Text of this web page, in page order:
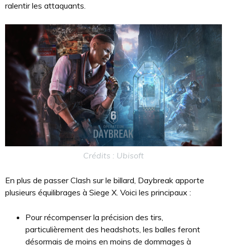
ralentir les attaquants.
Crédits : Ubisoft
En plus de passer Clash sur le billard, Daybreak apporte
plusieurs équilibrages à Siege X. Voici les principaux :
Pour récompenser la précision des tirs,
particulièrement des headshots, les balles feront
désormais de moins en moins de dommages à